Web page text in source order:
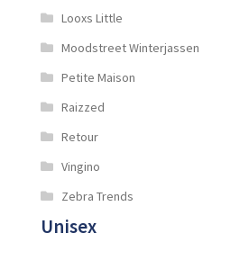
Looxs Little
Moodstreet Winterjassen
Petite Maison
Raizzed
Retour
Vingino
Zebra Trends
Unisex